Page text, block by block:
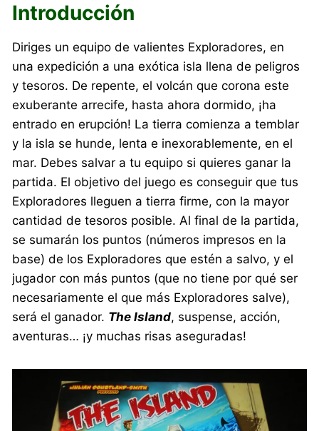
Introducción
Diriges un equipo de valientes Exploradores, en
una expedición a una exótica isla llena de peligros
y tesoros. De repente, el volcán que corona este
exuberante arrecife, hasta ahora dormido, ¡ha
entrado en erupción! La tierra comienza a temblar
y la isla se hunde, lenta e inexorablemente, en el
mar. Debes salvar a tu equipo si quieres ganar la
partida. El objetivo del juego es conseguir que tus
Exploradores lleguen a tierra firme, con la mayor
cantidad de tesoros posible. Al final de la partida,
se sumarán los puntos (números impresos en la
base) de los Exploradores que estén a salvo, y el
jugador con más puntos (que no tiene por qué ser
necesariamente el que más Exploradores salve),
será el ganador. The Island, suspense, acción,
aventuras… ¡y muchas risas aseguradas!